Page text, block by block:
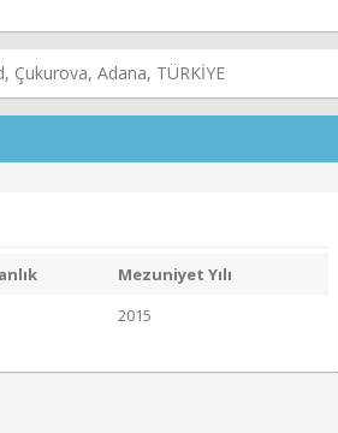
Çukurova, Adana, TÜRKİYE
Mezuniyet Yılı
2015